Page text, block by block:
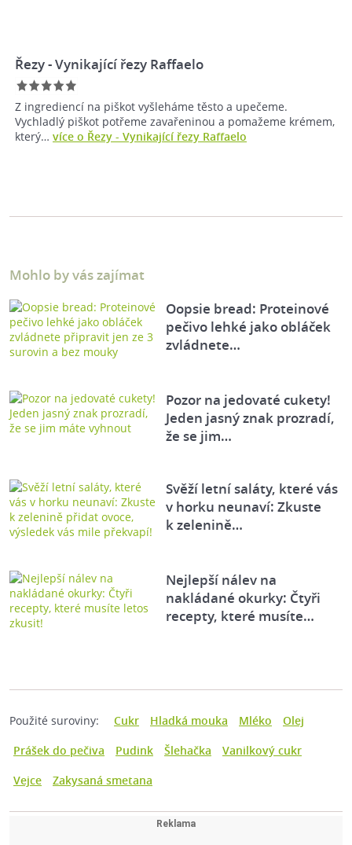
Řezy - Vynikající řezy Raffaelo
Z ingrediencí na piškot vyšleháme těsto a upečeme.
Vychladlý piškot potřeme zavařeninou a pomažeme krémem,
který… více o Řezy - Vynikající řezy Raffaelo
Mohlo by vás zajímat
Oopsie bread: Proteinové
pečivo lehké jako obláček
zvládnete…
Pozor na jedovaté cukety!
Jeden jasný znak prozradí,
že se jim…
Svěží letní saláty, které vás
v horku neunaví: Zkuste
k zelenině…
Nejlepší nálev na
nakládané okurky: Čtyři
recepty, které musíte…
Použité suroviny: Cukr Hladká mouka Mléko
Olej
Prášek do pečiva
Pudink Šlehačka
Vanilkový cukr
Vejce
Zakysaná smetana